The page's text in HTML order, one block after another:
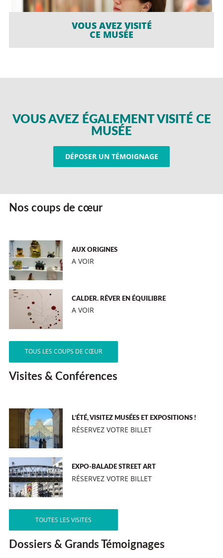
VOUS AVEZ VISITÉ
CE MUSÉE
VOUS AVEZ ÉGALEMENT VISITÉ CE
MUSÉE
DÉPOSER UN TÉMOIGNAGE
Nos coups de cœur
AUX ORIGINES
A VOIR
CALDER. RÊVER EN ÉQUILIBRE
A VOIR
TOUS LES COUPS DE CŒUR
Visites & Conférences
L’ÉTÉ, VISITEZ MUSÉES ET EXPOSITIONS !
RÉSERVEZ VOTRE BILLET
EXPO-BALADE STREET ART
RÉSERVEZ VOTRE BILLET
TOUTES LES VISITES
Dossiers & Grands Témoignages